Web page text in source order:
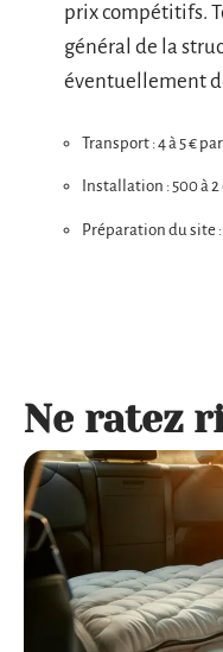
prix compétitifs.
général de la
éventuellement
Transport : 4 à 5 €
Installation : 500 à
Préparation du site :
Ne ratez